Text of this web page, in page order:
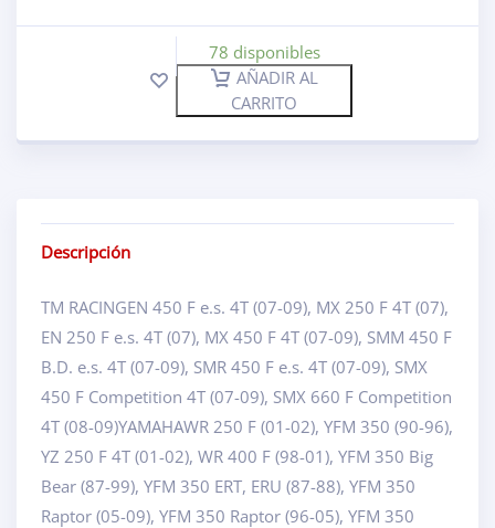
78 disponibles
AÑADIR AL
CARRITO
Descripción
TM RACINGEN 450 F e.s. 4T (07-09), MX 250 F 4T (07),
EN 250 F e.s. 4T (07), MX 450 F 4T (07-09), SMM 450 F
B.D. e.s. 4T (07-09), SMR 450 F e.s. 4T (07-09), SMX
450 F Competition 4T (07-09), SMX 660 F Competition
4T (08-09)YAMAHAWR 250 F (01-02), YFM 350 (90-96),
YZ 250 F 4T (01-02), WR 400 F (98-01), YFM 350 Big
Bear (87-99), YFM 350 ERT, ERU (87-88), YFM 350
Raptor (05-09), YFM 350 Raptor (96-05), YFM 350